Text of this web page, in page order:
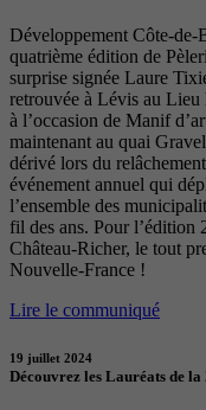
Développement Côte-de-
quatrième édition de
surprise signée Laure
retrouvée à Lévis au
à l’occasion de Manif
maintenant au quai
dérivé lors du
événement annuel qui
l’ensemble des
fil des ans. Pour l’édition
Château-Richer, le tout
Nouvelle-France !
Lire le communiqué
19 juillet 2024
Découvrez les Lauréats de